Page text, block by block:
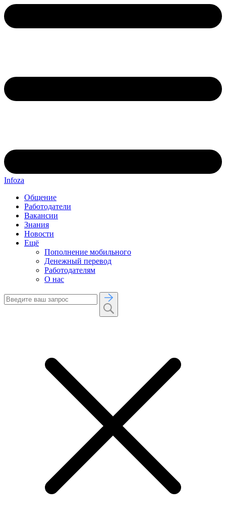
Infoza
Общение
Работодатели
Вакансии
Знания
Новости
Ещё
Пополнение мобильного
Денежный перевод
Работодателям
О нас